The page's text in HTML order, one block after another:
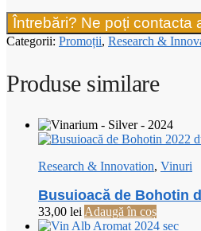
Întrebări? Ne poți contacta
Categorii: Promoții, Research &
Produse similare
Research & Innovation, Vinuri
Busuioacă de Bohotin
33,00 lei Adaugă în coș